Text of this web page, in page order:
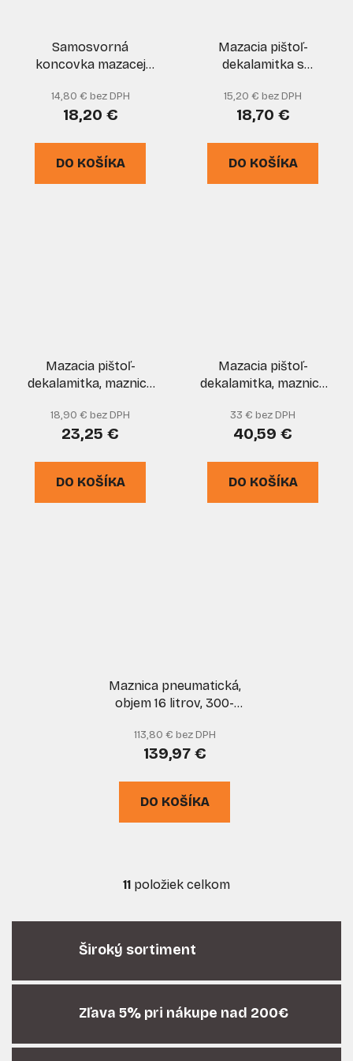
Samosvorná
koncovka mazacej
TVARDY
14,80 € bez DPH
18,20 €
DO KOŠÍKA
Mazacia pištoľ-
dekalamitka s
600 ml s
príslušenstvom, MAR-
15,20 € bez DPH
18,70 €
DO KOŠÍKA
Mazacia pištoľ-
dekalamitka, maznica
18,90 € bez DPH
23,25 €
DO KOŠÍKA
Mazacia pištoľ-
dekalamitka, maznica
TVARDY
33 € bez DPH
40,59 €
DO KOŠÍKA
Maznica pneumatická,
objem 16 litrov, 300-
barov, výdaj 0,85 l/min,
GEKO
113,80 € bez DPH
139,97 €
DO KOŠÍKA
O
l
á
a
i
p
11 položiek celkom
Široký sortiment
Zľava 5% pri nákupe nad 200€